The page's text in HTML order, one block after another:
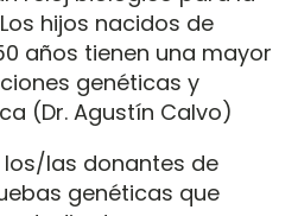
hijos nacidos de
años tienen una mayor
genéticas y
(Dr. Agustín Calvo)
los/las donantes de
genéticas que